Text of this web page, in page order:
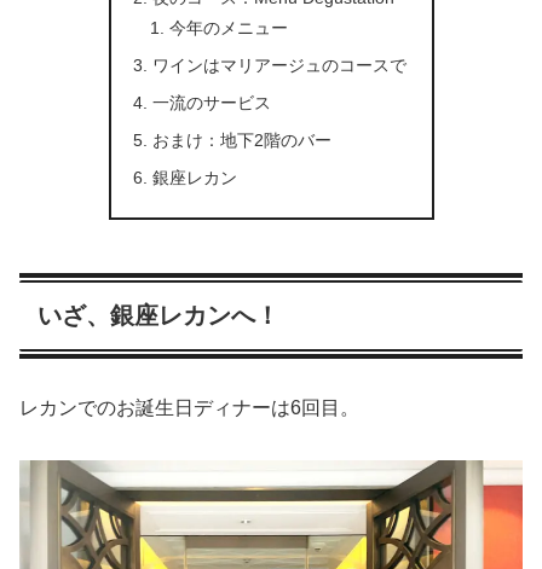
今年のメニュー
ワインはマリアージュのコースで
一流のサービス
おまけ：地下2階のバー
銀座レカン
いざ、銀座レカンへ！
レカンでのお誕生日ディナーは6回目。